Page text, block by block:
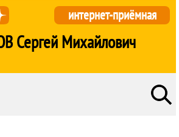
Сергей Михайлович
интернет-приёмная